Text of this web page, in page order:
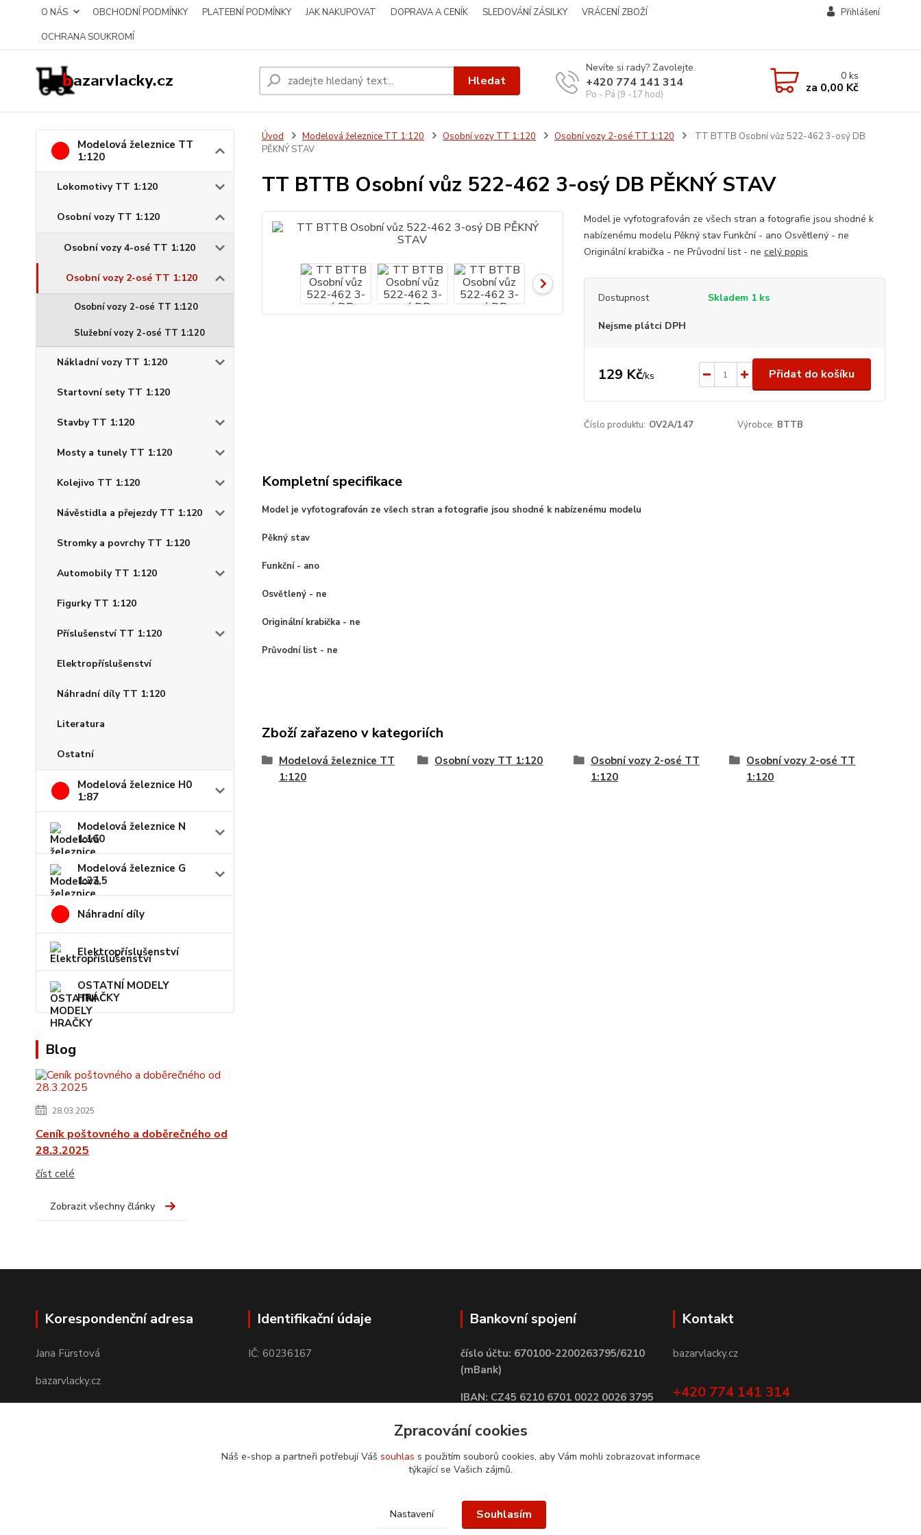
O NÁS OBCHODNÍ PODMÍNKY PLATEBNÍ PODMÍNKY JAK NAKUPOVAT DOPRAVA A CENÍK SLEDOVÁNÍ ZÁSILKY
VRÁCENÍ ZBOŽÍ
OCHRANA SOUKROMÍ
Přihlášení
Hledat
Nevíte si rady? Zavolejte.
+420 774 141 314
Po - Pá (9 -17 hod)
0ks
za 0,00 Kč
Modelová železnice TT
1:120
Lokomotivy TT 1:120
Osobní vozy TT 1:120
Osobní vozy 4-osé TT 1:120
Osobní vozy 2-osé TT 1:120
Osobní vozy 2-osé TT 1:120
Služební vozy 2-osé TT 1:120
Nákladní vozy TT 1:120
Startovní sety TT 1:120
Stavby TT 1:120
Mosty a tunely TT 1:120
Kolejivo TT 1:120
Návěstidla a přejezdy TT 1:120
Stromky a povrchy TT 1:120
Automobily TT 1:120
Figurky TT 1:120
Příslušenství TT 1:120
Elektropříslušenství
Náhradní díly TT 1:120
Literatura
Ostatní
Modelová železnice H0
1:87
Modelová železnice N
1:160
Modelová železnice G
1:22,5
Náhradní díly
Elektropříslušenství
OSTATNÍ MODELY
HRAČKY
Blog
28.03.2025
Ceník poštovného a doběrečného od
28.3.2025
číst celé
Zobrazit všechny články
Úvod Modelová železnice TT 1:120 Osobní vozy TT 1:120 Osobní vozy 2-osé TT 1:120
TT BTTB Osobní vůz 522-462 3-osý DB
PĚKNÝ STAV
TT BTTB Osobní vůz 522-462 3-osý DB PĚKNÝ STAV
Model je vyfotografován ze všech stran a fotografie jsou shodné k
nabízenému modelu Pěkný stav Funkční - ano Osvětlený - ne
Originální krabička - ne Průvodní list - ne celý popis
Dostupnost Skladem 1 ks
Nejsme plátci DPH
129 Kč/ks Přidat do košíku
Číslo produktu: OV2A/147 Výrobce: BTTB
Kompletní specifikace
Model je vyfotografován ze všech stran a fotografie jsou shodné k nabízenému modelu
Pěkný stav
Funkční - ano
Osvětlený - ne
Originální krabička - ne
Průvodní list - ne
Zboží zařazeno v kategoriích
Modelová železnice TT
1:120
Osobní vozy TT 1:120
Osobní vozy 2-osé TT
1:120
Osobní vozy 2-osé TT
1:120
Korespondenční adresa
Jana Fürstová
bazarvlacky.cz
Identifikační údaje
IČ: 60236167
Bankovní spojení
číslo účtu: 670100-2200263795/6210
(mBank)
IBAN: CZ45 6210 6701 0022 0026 3795
BIC: BREXCZPPXXX
Kontakt
bazarvlacky.cz
+420 774 141 314
Zpracování cookies
Náš e-shop a partneři potřebují Váš souhlas s použitím souborů cookies, aby Vám mohli zobrazovat informace
týkající se Vašich zájmů.
Nastavení Souhlasím